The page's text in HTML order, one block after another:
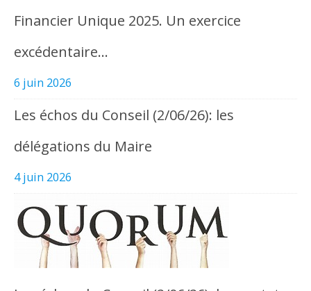
Financier Unique 2025. Un exercice
excédentaire…
6 juin 2026
Les échos du Conseil (2/06/26): les
délégations du Maire
4 juin 2026